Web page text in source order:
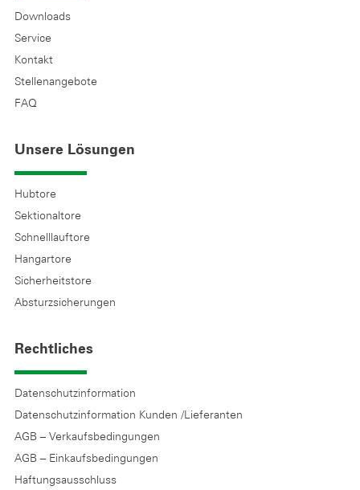
Downloads
Service
Kontakt
Stellenangebote
FAQ
Unsere Lösungen
Hubtore
Sektionaltore
Schnelllauftore
Hangartore
Sicherheitstore
Absturzsicherungen
Rechtliches
Datenschutzinformation
Datenschutzinformation Kunden /Lieferanten
AGB – Verkaufsbedingungen
AGB – Einkaufsbedingungen
Haftungsausschluss